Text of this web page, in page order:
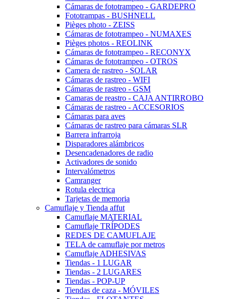
Cámaras de fototrampeo - GARDEPRO
Fototrampas - BUSHNELL
Pièges photo - ZEISS
Cámaras de fototrampeo - NUMAXES
Pièges photos - REOLINK
Cámaras de fototrampeo - RECONYX
Cámaras de fototrampeo - OTROS
Camera de rastreo - SOLAR
Cámaras de rastreo - WIFI
Cámaras de rastreo - GSM
Camaras de reastro - CAJA ANTIRROBO
Cámaras de rastreo - ACCESORIOS
Cámaras para aves
Cámaras de rastreo para cámaras SLR
Barrera infrarroja
Disparadores alámbricos
Desencadenadores de radio
Activadores de sonido
Intervalómetros
Camranger
Rotula electrica
Tarjetas de memoria
Camuflaje y Tienda affut
Camuflaje MATERIAL
Camuflaje TRÍPODES
REDES DE CAMUFLAJE
TELA de camuflaje por metros
Camuflaje ADHESIVAS
Tiendas - 1 LUGAR
Tiendas - 2 LUGARES
Tiendas - POP-UP
Tiendas de caza - MÓVILES